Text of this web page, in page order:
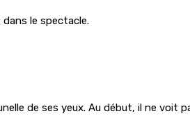
le spectacle.
de ses yeux. Au début, il ne voit